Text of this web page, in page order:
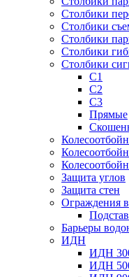
Столбики
Столбики
Столбики
Столбики
Столбики
С1
С2
С3
Прямые
Защита углов
Защита стен
Ограждения
Барьеры
ИДН
ИДН
ИДН